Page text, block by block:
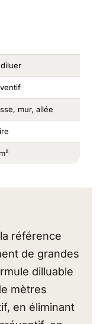
mur, allée
référence
de grandes
dilluable
mètres
en éliminant